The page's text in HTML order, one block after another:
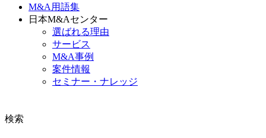
M&A用語集
日本M&Aセンター
選ばれる理由
サービス
M&A事例
案件情報
セミナー・ナレッジ
検索